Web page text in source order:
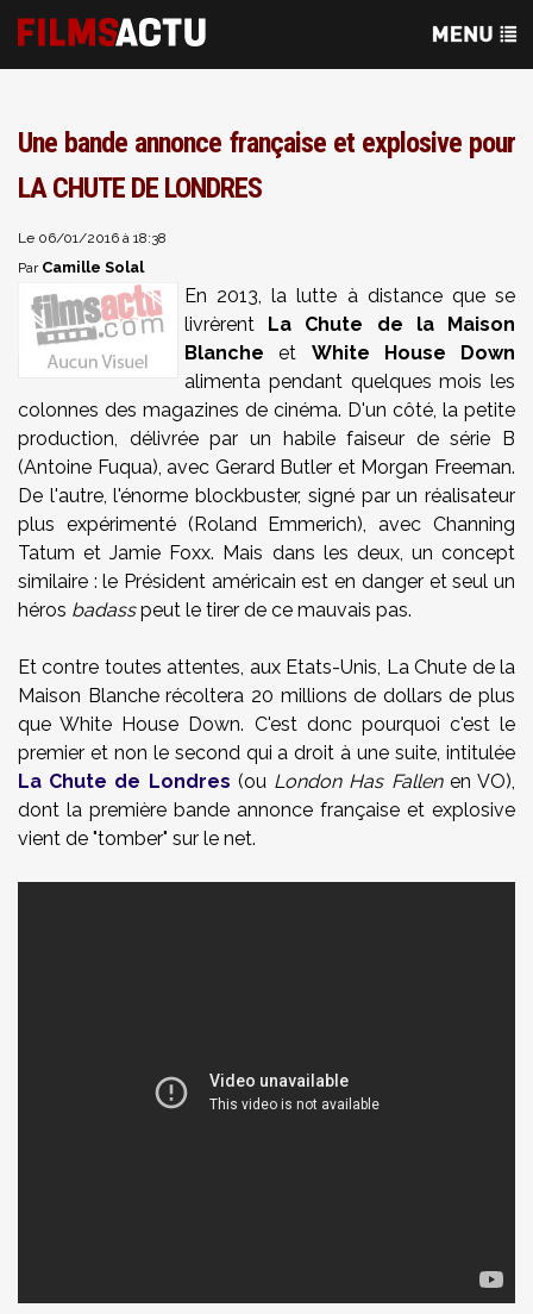
Une bande annonce française et explosive pour
LA CHUTE DE LONDRES
Le 06/01/2016 à 18:38
Par Camille Solal
En 2013, la lutte à distance que se
livrèrent La Chute de la Maison
Blanche et White House Down
alimenta pendant quelques mois les
colonnes des magazines de cinéma. D'un côté, la petite
production, délivrée par un habile faiseur de série B
(Antoine Fuqua), avec Gerard Butler et Morgan Freeman.
De l'autre, l'énorme blockbuster, signé par un réalisateur
plus expérimenté (Roland Emmerich), avec Channing
Tatum et Jamie Foxx. Mais dans les deux, un concept
similaire : le Président américain est en danger et seul un
héros badasspeut le tirer de ce mauvais pas.
Et contre toutes attentes, aux Etats-Unis, La Chute de la
Maison Blanche récoltera 20 millions de dollars de plus
que White House Down. C'est donc pourquoi c'est le
premier et non le second qui a droit à une suite, intitulée
La Chute de Londres (ou London Has Fallenen VO),
dont la première bande annonce française et explosive
vient de "tomber" sur le net.